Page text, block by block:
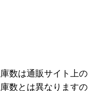
数は通販サイト上の
数とは異なりますの